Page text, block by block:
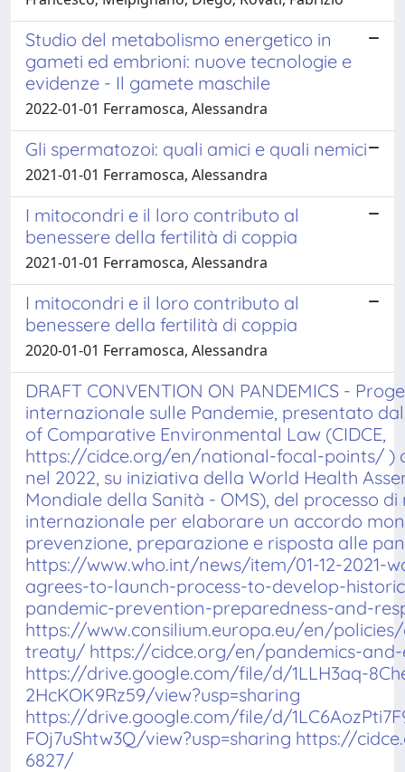
Studio del metabolismo energetico in
gameti ed embrioni: nuove tecnologie e
evidenze - Il gamete maschile
2022-01-01 Ferramosca, Alessandra
Gli spermatozoi: quali amici e quali nemici
2021-01-01 Ferramosca, Alessandra
I mitocondri e il loro contributo al
benessere della fertilità di coppia
2021-01-01 Ferramosca, Alessandra
I mitocondri e il loro contributo al
benessere della fertilità di coppia
2020-01-01 Ferramosca, Alessandra
DRAFT CONVENTION ON PANDEMICS -
internazionale sulle Pandemie, presentato
of Comparative Environmental Law (CIDCE,
https://cidce.org/en/national-focal-points/ )
nel 2022, su iniziativa della World Health
Mondiale della Sanità - OMS), del processo
internazionale per elaborare un accordo
prevenzione, preparazione e risposta alle
https://www.who.int/news/item/01-12-2021-
agrees-to-launch-process-to-develop-
pandemic-prevention-preparedness-and-
https://www.consilium.europa.eu/en/
treaty/ https://cidce.org/en/pandemics-
https://drive.google.com/file/d/1LLH3aq-
2HcKOK9Rz59/view?usp=sharing
https://drive.google.com/file/d/
FOj7uShtw3Q/view?usp=sharing https://
6827/